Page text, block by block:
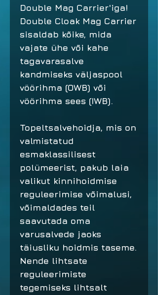
Double Mag Carrier'iga!
Double Cloak Mag Carrier
sisaldab kõike, mida
vajate ühe või kahe
tagavarasalve
kandmiseks väljaspool
vöörihma (OWB) või
vöörihma sees (IWB).
Topeltsalvehoidja, mis on
valmistatud
esmaklassilisest
polümeerist, pakub laia
valikut kinnihoidmise
reguleerimise võimalusi,
võimaldades teil
saavutada oma
varusalvede jaoks
täiusliku hoidmis taseme.
Nende lihtsate
reguleerimiste
tegemiseks lihtsalt